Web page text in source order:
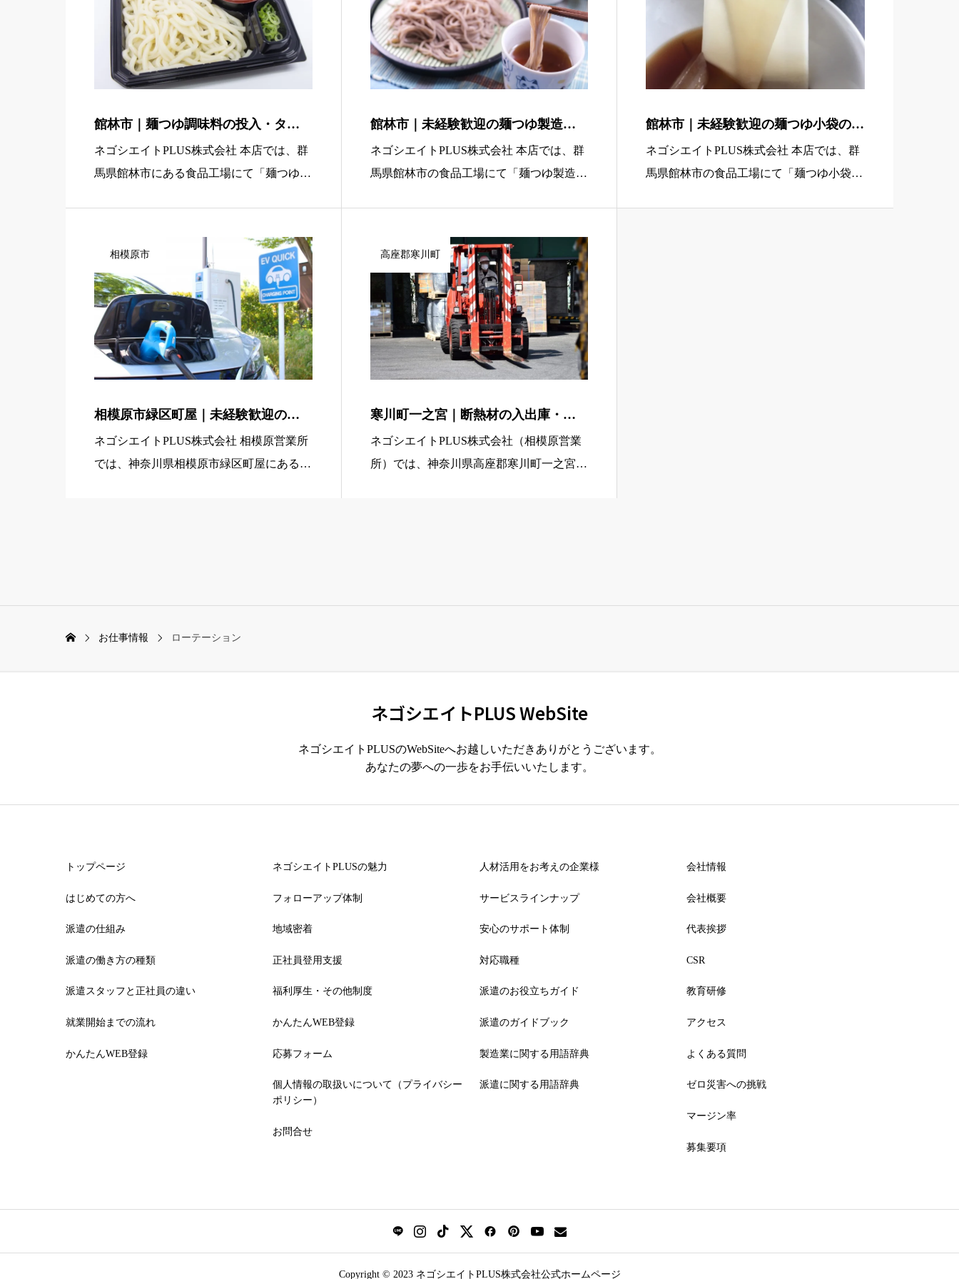
館林市｜麺つゆ調味料の投入・タン
ク洗浄など食品工場軽作業（未経験
歓迎・早番メイン・駅チカ・寮あ
ネゴシエイトPLUS株式会社 本店では、群
馬県館林市にある食品工場にて「麺つゆの
の機械に調味料を投入したり、使用後のタ
ンクや機械を洗浄したりと、 […]
館林市｜未経験歓迎の麺つゆ製造・
簡単機械オペレーター（日勤・駅チ
カ・寮あり）
ネゴシエイトPLUS株式会社 本店では、群
馬県館林市の食品工場にて「麺つゆ製造ラ
る機械を操作し、できあがった製品をコン
テナに入れていく作業が中心 […]
館林市｜未経験歓迎の麺つゆ小袋の袋
詰め軽作業（駅チカ・期間限定・寮あ
ネゴシエイトPLUS株式会社 本店では、群
馬県館林市の食品工場にて「麺つゆ小袋の
相模原市
相模原市緑区町屋｜未経験歓迎の電
気自動車エアコン用小型部品の品質
検査・寸法測定（2勤2休交替勤務）
ネゴシエイトPLUS株式会社 相模原営業所
では、神奈川県相模原市緑区町屋にある工
高座郡寒川町
寒川町一之宮｜断熱材の入出庫・管
理をするフォークリフト乗務員（3交
代／カウンター経験者歓迎）
ネゴシエイトPLUS株式会社（相模原営業
所）では、神奈川県高座郡寒川町一之宮エ
お仕事情報 ローテーション
ネゴシエイトPLUS WebSite
ネゴシエイトPLUSのWebSiteへお越しいただきありがとうございます。
あなたの夢への一歩をお手伝いいたします。
トップページ
はじめての方へ
派遣の仕組み
派遣の働き方の種類
派遣スタッフと正社員の違い
就業開始までの流れ
かんたんWEB登録
ネゴシエイトPLUSの魅力
フォローアップ体制
地域密着
正社員登用支援
福利厚生・その他制度
かんたんWEB登録
応募フォーム
個人情報の取扱いについて（プライバシー
ポリシー）
お問合せ
人材活用をお考えの企業様
サービスラインナップ
安心のサポート体制
対応職種
派遣のお役立ちガイド
派遣のガイドブック
製造業に関する用語辞典
派遣に関する用語辞典
会社情報
会社概要
代表挨拶
CSR
教育研修
アクセス
よくある質問
ゼロ災害への挑戦
マージン率
募集要項
Copyright © 2023 ネゴシエイトPLUS株式会社公式ホームページ